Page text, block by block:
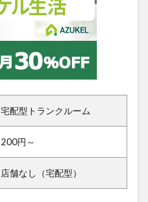
宅配型トランクルーム
200円～
店舗なし（宅配型）